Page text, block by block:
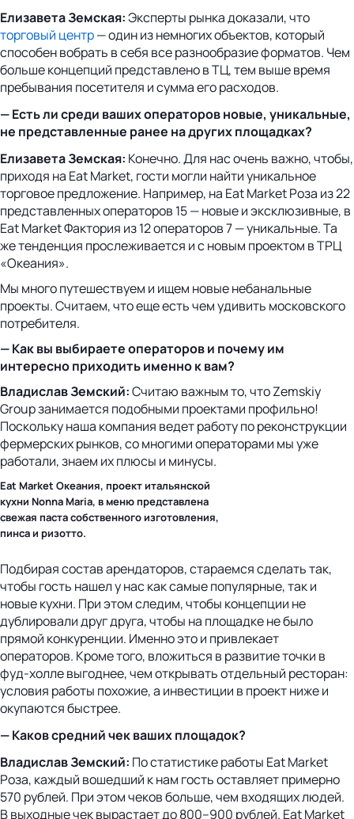
Елизавета Земская:Эксперты рынка доказали, что
торговый центр— один из немногих объектов, который
способен вобрать в себя все разнообразие форматов. Чем
больше концепций представлено в ТЦ, тем выше время
пребывания посетителя и сумма его расходов.
— Есть ли среди ваших операторов новые, уникальные,
не представленные ранее на других площадках?
Елизавета Земская: Конечно. Для нас очень важно, чтобы,
приходя на Eat Market, гости могли найти уникальное
торговое предложение. Например, на Eat Market Роза из 22
представленных операторов 15 — новые и эксклюзивные, в
Eat Market Фактория из 12 операторов 7 — уникальные. Та
же тенденция прослеживается и с новым проектом в ТРЦ
«Океания».
Мы много путешествуем и ищем новые небанальные
проекты. Считаем, что еще есть чем удивить московского
потребителя.
— Как вы выбираете операторов и почему им
интересно приходить именно к вам?
Владислав Земский:Считаю важным то, что Zemskiy
Group занимается подобными проектами профильно!
Поскольку наша компания ведет работу по реконструкции
фермерских рынков, со многими операторами мы уже
работали, знаем их плюсы и минусы.
Eat Market Океания, проект итальянской
кухни Nonna Maria, в меню представлена
свежая паста собственного изготовления,
пинса и ризотто.
Подбирая состав арендаторов, стараемся сделать так,
чтобы гость нашел у нас как самые популярные, так и
новые кухни. При этом следим, чтобы концепции не
дублировали друг друга, чтобы на площадке не было
прямой конкуренции. Именно это и привлекает
операторов. Кроме того, вложиться в развитие точки в
фуд-холле выгоднее, чем открывать отдельный ресторан:
условия работы похожие, а инвестиции в проект ниже и
окупаются быстрее.
— Каков средний чек ваших площадок?
Владислав Земский: По статистике работы Eat Market
Роза, каждый вошедший к нам гость оставляет примерно
570 рублей. При этом чеков больше, чем входящих людей.
В выходные чек вырастает до 800–900 рублей. Eat Market